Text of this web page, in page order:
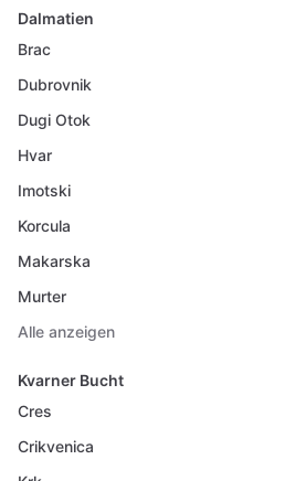
Dalmatien
Brac
Dubrovnik
Dugi Otok
Hvar
Imotski
Korcula
Makarska
Murter
Alle anzeigen
Kvarner Bucht
Cres
Crikvenica